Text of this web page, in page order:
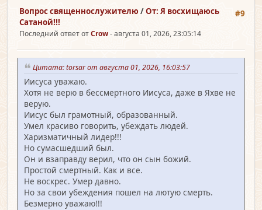
#9
Вопрос священно­служителю /От: Я восхищаюсь
Сатаной!!!
Последний ответ отCrow- августа 01, 2026, 23:05:14
Цитата: torsar от августа 01, 2026, 16:03:57
Иисуса уважаю.
Хотя не верю в бессмертного Иисуса, даже в Яхве не
верую.
Иисус был грамотный, образованный.
Умел красиво говорить, убеждать людей.
Харизматичный лидер!!!
Но сумасшедший был.
Он и взаправду верил, что он сын божий.
Простой смертный. Как и все.
Не воскрес. Умер давно.
Но за свои убеждения пошел на лютую смерть.
Безмерно уважаю!!!